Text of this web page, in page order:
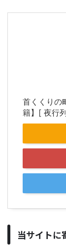
首くくりの
籍】[ 夜行
当サイトに